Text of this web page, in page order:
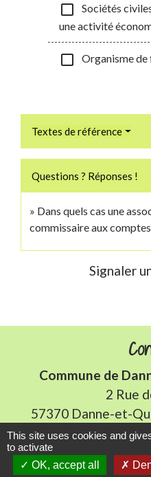
check_box_outline_blank
Sociétés
une activité
check_box_outline_blank Organisme
Textes de référence
Questions ? Réponses !
Dans quels cas une
commissaire aux comptes
Signaler
Commune de
2 Rue
57370 Danne-et-
+33 3
Accueil
This site uses cookies and
to activate
OK, accept all